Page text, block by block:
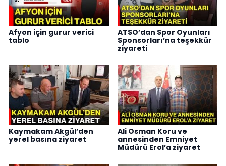
Afyon için gurur verici
tablo
ATSO’dan Spor Oyunları
Sponsorları’na teşekkür
ziyareti
Kaymakam Akgül’den
yerel basına ziyaret
Ali Osman Koru ve
annesinden Emniyet
Müdürü Erol’a ziyaret